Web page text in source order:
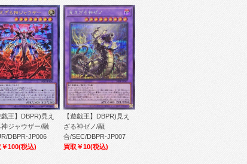
戯王】DBPR)見え
神ジャウザー/融
DBPR-JP006
￥100(税込)
【遊戯王】DBPR)見え
ざる神ゼノ/融
合/SEC/DBPR-JP007
買取￥10(税込)